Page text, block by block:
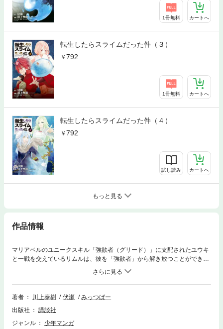
1冊無料 カートへ
転生したらスライムだった件（３）
792
1冊無料 カートへ
転生したらスライムだった件（４）
792
試し読み カートへ
もっと見る
作品情報
マリアベルのユニークスキル「強欲者（グリード）」に支配されたユウキ
と一戦を交えているリムルは、彼を「強欲者」から解き放つことができな
いかと考える。戦いが苛烈を極める中、そこに割って入ってきたのは…。
混沌竜（カオスドラゴン）のもとへ向かったミリム、姿を晦ましたマリア
ベル。多面で状況が変化する中、リムルはこの窮地を突破できるのか！？
著者
川上泰樹 伏瀬
みっつばー
出版社
講談社
ジャンル
少年マンガ